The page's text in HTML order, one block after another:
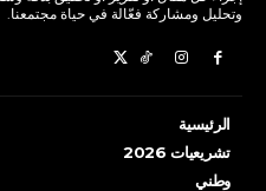
وتحليل ومشاركة فعّالة في حياة مجتمعنا.
الرئيسية
تشريعيات 2026
وطني